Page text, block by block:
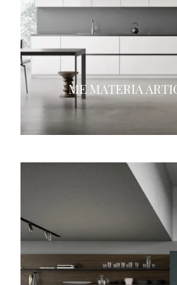
ME MATERIA